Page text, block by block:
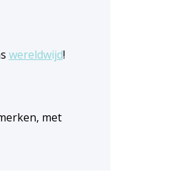
wereldwijd!
met